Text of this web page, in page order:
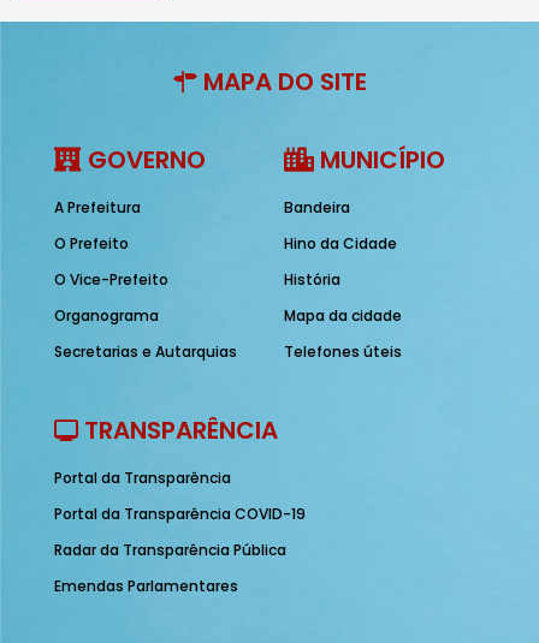
MAPA DO SITE
GOVERNO
A Prefeitura
O Prefeito
O Vice-Prefeito
Organograma
Secretarias e Autarquias
MUNICÍPIO
Bandeira
Hino da Cidade
História
Mapa da cidade
Telefones úteis
TRANSPARÊNCIA
Portal da Transparência
Portal da Transparência COVID-19
Radar da Transparência Pública
Emendas Parlamentares